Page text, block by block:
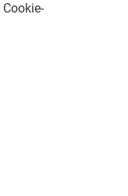
Cookie-